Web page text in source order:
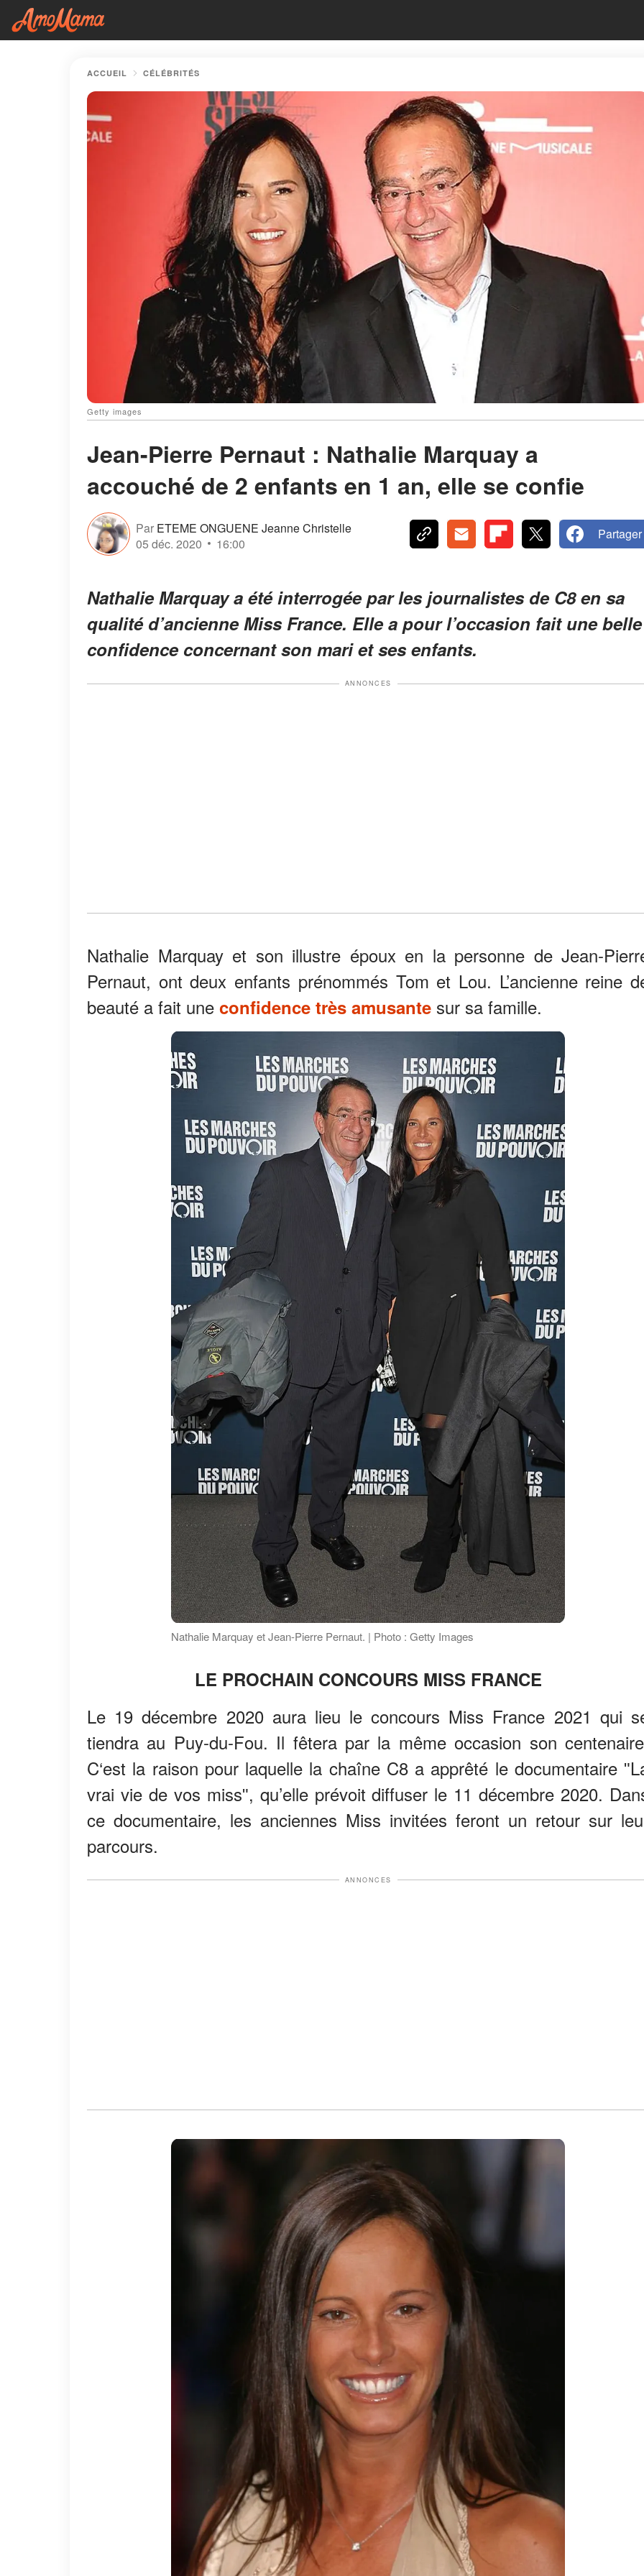
ACCUEIL CÉLÉBRITÉS
Getty images
Jean-Pierre Pernaut : Nathalie Marquay a
accouché de 2 enfants en 1 an, elle se confie
Par ETEME ONGUENE Jeanne Christelle
05 déc. 2020
16:00
Partager
Nathalie Marquay a été interrogée par les journalistes de C8 en sa
qualité d’ancienne Miss France. Elle a pour l’occasion fait une belle
confidence concernant son mari et ses enfants.
ANNONCES
Nathalie Marquay et son illustre époux en la personne de Jean-
Pernaut, ont deux enfants prénommés Tom et Lou. L’ancienne reine
beauté a fait une confidence très amusante sur sa famille.
Nathalie Marquay et Jean-Pierre Pernaut. | Photo : Getty Images
LE PROCHAIN CONCOURS MISS FRANCE
Le 19 décembre 2020 aura lieu le concours Miss France 2021 qui
tiendra au Puy-du-Fou. Il fêtera par la même occasion son
C‘est la raison pour laquelle la chaîne C8 a apprêté le documentaire
vrai vie de vos missʺ, qu’elle prévoit diffuser le 11 décembre 2020.
ce documentaire, les anciennes Miss invitées feront un retour sur
parcours.
ANNONCES